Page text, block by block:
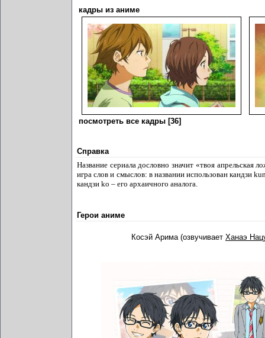
кадры из аниме
посмотреть все кадры [36]
Справка
Название сериала дословно значит «твоя апрельская
игра слов и смыслов: в названии использован кандзи
кандзи ko – его архаичного аналога.
Герои аниме
Косэй Арима (озвучивает Ханаэ